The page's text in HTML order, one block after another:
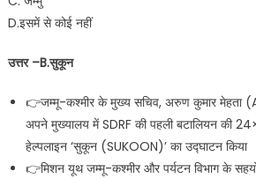
D.इसमें से कोई नहीं
उत्तर –B.सुकून
👉जम्मू-कश्मीर के मुख्य सचिव, अरुण कुमार
अपने मुख्यालय में SDRF की पहली बटालियन की
हेल्पलाइन ‘सुकून (SUKOON)’ का उद्घाटन किया
👉मिशन यूथ जम्मू-कश्मीर और पर्यटन विभाग के